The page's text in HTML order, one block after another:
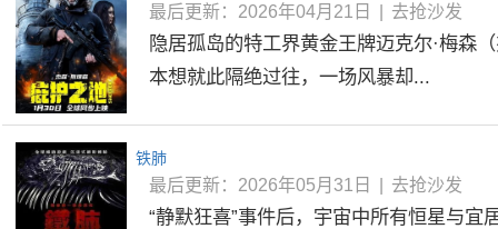
最后更新：2026年04月21日 去抢沙发
隐居孤岛的特工界黄金王牌迈克尔·梅森
本想就此隔绝过往，一场风暴却...
铁肺
最后更新：2026年05月31日 去抢沙发
“静默狂喜”事件后，宇宙中所有恒星与宜